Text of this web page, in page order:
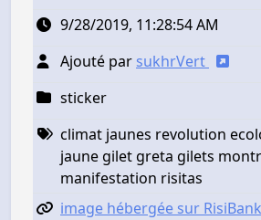
9/28/2019, 11:28:54 AM
Ajouté par sukhrVert
sticker
climat jaunes revolution
jaune gilet greta gilets
manifestation risitas
image hébergée sur RisiBank